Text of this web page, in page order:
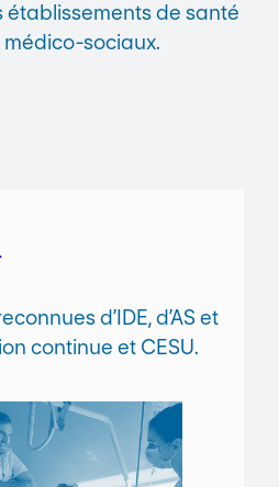
établissements de santé
médico-sociaux.
d’IDE, d’AS et
continue et CESU.